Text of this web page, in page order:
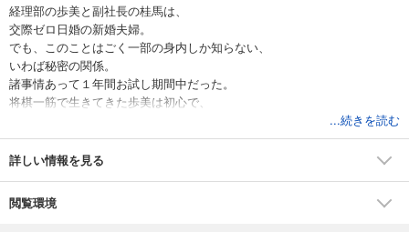
経理部の歩美と副社長の桂馬は、
交際ゼロ日婚の新婚夫婦。
でも、このことはごく一部の身内しか知らない、
いわば秘密の関係。
諸事情あって１年間お試し期間中だった。
将棋一筋で生きてきた歩美は初心で、
毎晩、桂馬が教えてくれる夫婦生活は
いやらしくて恥ずかしくて…。
一人前の奥さんになるためにがんばらなきゃ。
でも気持ちよすぎて、エッチになっちゃう。
...続きを読む
詳しい情報を見る
閲覧環境